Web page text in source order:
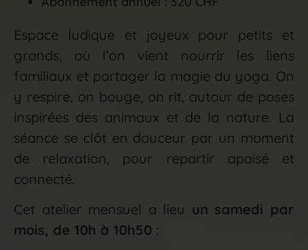
Espace ludique et joyeux pour petits et
grands, où l’on vient nourrir les liens
familiaux et partager la magie du yoga. On
y respire, on bouge, on rit, autour de poses
inspirées des animaux et de la nature. La
séance se clôt en douceur par un moment
de relaxation, pour repartir apaisé et
connecté.
Cet atelier mensuel a lieu un samedi par
mois, de 10h à 10h50 :